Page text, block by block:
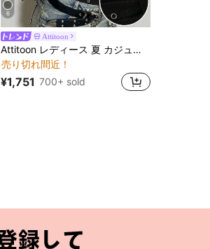
6
Attitoon
Attitoon レディース 夏 カジュアル 万能 無地 半袖Tシャツ
売り切れ間近！
¥1,751 700+ sold